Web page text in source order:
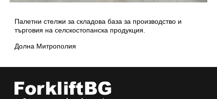
Палетни стелжи за складова база за производство и
търговия на селскостопанска продукция.
Долна Митрополия